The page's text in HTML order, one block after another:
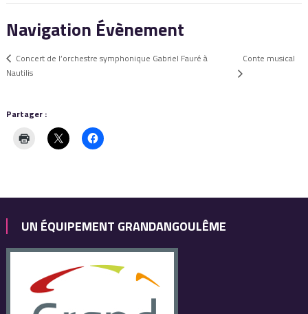
Navigation Évènement
Concert de l’orchestre symphonique Gabriel Fauré à
Nautilis
Conte musical
Partager :
UN ÉQUIPEMENT GRANDANGOULÊME